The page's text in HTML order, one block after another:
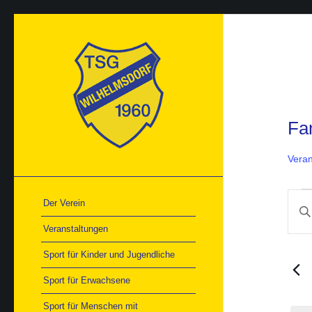
Der Verein
Veranstaltungen
Sport für Kinder und Jugendliche
Sport für Erwachsene
Sport für Menschen mit
für
Bitte
nach